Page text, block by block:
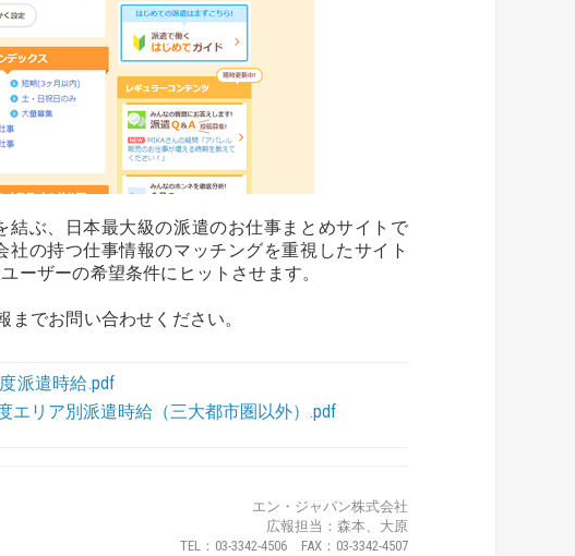
ぶ、日本最大級の派遣のお仕事まとめサイトで
の持つ仕事情報のマッチングを重視したサイト
ーザーの希望条件にヒットさせます。
でお問い合わせください。
派遣時給.pdf
エリア別派遣時給（三大都市圏以外）.pdf
エン・ジャパン株式会社
広報担当：森本、大原
TEL：03-3342-4506 FAX：03-3342-4507